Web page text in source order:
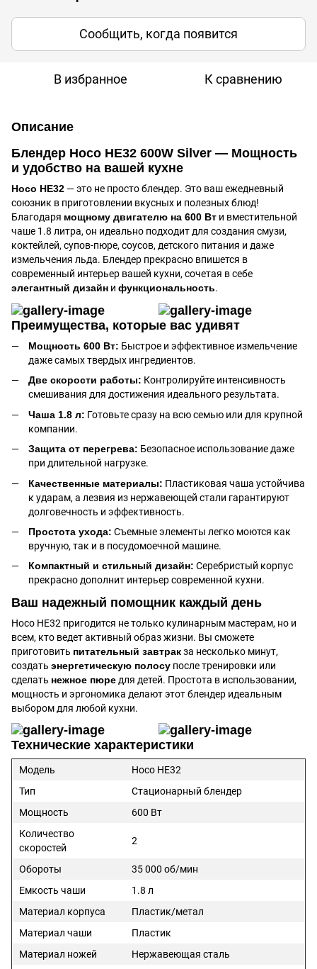
Сообщить, когда появится
В избранное К сравнению
Описание
Блендер Hoco HE32 600W Silver — Мощность
и удобство на вашей кухне
Hoco HE32 — это не просто блендер. Это ваш ежедневный
союзник в приготовлении вкусных и полезных блюд!
Благодаря мощному двигателю на 600 Вт и вместительной
чаше 1.8 литра, он идеально подходит для создания смузи,
коктейлей, супов-пюре, соусов, детского питания и даже
измельчения льда. Блендер прекрасно впишется в
современный интерьер вашей кухни, сочетая в себе
элегантный дизайн и функциональность.
Преимущества, которые вас удивят
Мощность 600 Вт: Быстрое и эффективное измельчение
даже самых твердых ингредиентов.
Две скорости работы: Контролируйте интенсивность
смешивания для достижения идеального результата.
Чаша 1.8 л: Готовьте сразу на всю семью или для крупной
компании.
Защита от перегрева: Безопасное использование даже
при длительной нагрузке.
Качественные материалы: Пластиковая чаша устойчива
к ударам, а лезвия из нержавеющей стали гарантируют
долговечность и эффективность.
Простота ухода: Съемные элементы легко моются как
вручную, так и в посудомоечной машине.
Компактный и стильный дизайн: Серебристый корпус
прекрасно дополнит интерьер современной кухни.
Ваш надежный помощник каждый день
Hoco HE32 пригодится не только кулинарным мастерам, но и
всем, кто ведет активный образ жизни. Вы сможете
приготовить питательный завтракза несколько минут,
создать энергетическую полосу после тренировки или
сделать нежное пюре для детей. Простота в использовании,
мощность и эргономика делают этот блендер идеальным
выбором для любой кухни.
Технические характеристики
Модель
Hoco HE32
Тип
Стационарный блендер
Мощность
600 Вт
Количество
скоростей
2
Обороты
35 000 об/мин
Емкость чаши
1.8 л
Материал корпуса
Пластик/метал
Материал чаши
Пластик
Материал ножей
Нержавеющая сталь